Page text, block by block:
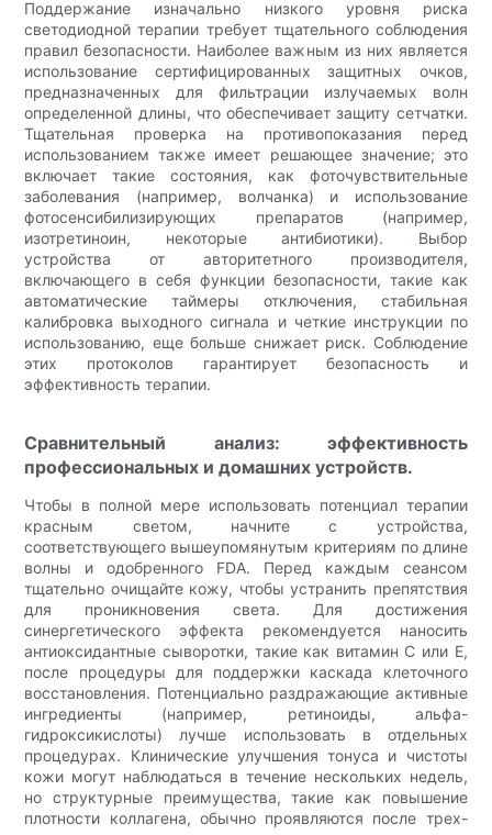
Поддержание изначально низкого уровня риска
светодиодной терапии требует тщательного соблюдения
правил безопасности. Наиболее важным из них является
использование сертифицированных защитных очков,
предназначенных для фильтрации излучаемых волн
определенной длины, что обеспечивает защиту сетчатки.
Тщательная проверка на противопоказания перед
использованием также имеет решающее значение; это
включает такие состояния, как фоточувствительные
заболевания (например, волчанка) и использование
фотосенсибилизирующих препаратов (например,
изотретиноин, некоторые антибиотики). Выбор
устройства от авторитетного производителя,
включающего в себя функции безопасности, такие как
автоматические таймеры отключения, стабильная
калибровка выходного сигнала и четкие инструкции по
использованию, еще больше снижает риск. Соблюдение
этих протоколов гарантирует безопасность и
эффективность терапии.
Сравнительный анализ: эффективность
профессиональных и домашних устройств.
Чтобы в полной мере использовать потенциал терапии
красным светом, начните с устройства,
соответствующего вышеупомянутым критериям по длине
волны и одобренного FDA. Перед каждым сеансом
тщательно очищайте кожу, чтобы устранить препятствия
для проникновения света. Для достижения
синергетического эффекта рекомендуется наносить
антиоксидантные сыворотки, такие как витамин С или Е,
после процедуры для поддержки каскада клеточного
восстановления. Потенциально раздражающие активные
ингредиенты (например, ретиноиды, альфа-
гидроксикислоты) лучше использовать в отдельных
процедурах. Клинические улучшения тонуса и чистоты
кожи могут наблюдаться в течение нескольких недель,
но структурные преимущества, такие как повышение
плотности коллагена, обычно проявляются после трех-